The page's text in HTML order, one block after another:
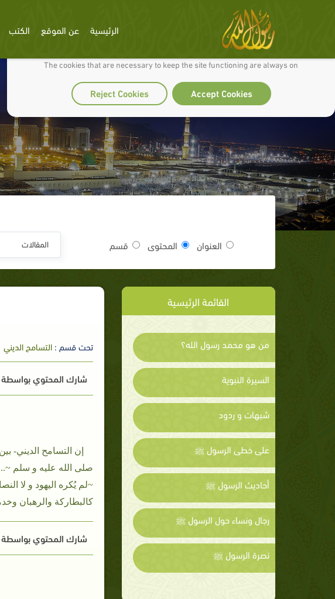
We use cookies to make our site work well for you and so we can continually improve it.
The cookies that are necessary to keep the site functioning are always on
Accept Cookies
Reject Cookies
الرئيسية عن الموقع الكتب
العنوان المحتوى قسم المقالات
القائمة الرئيسية
من هو محمد رسول الله؟
السيرة النبوية
شبهات و ردود
على خطى الرسول ﷺ
أحاديث الرسول ﷺ
رجال ونساء حول الرسول ﷺ
نصرة الرسول ﷺ
تحت قسم :التسامح الديني
شارك المحتوي
إن التسامح الديني-
صلى الله عليه و سلم
~لم يُكره اليهود و لا
كالبطاركة والرهبان
شارك المحتوي